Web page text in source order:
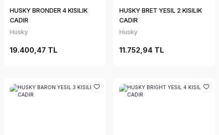
HUSKY BRONDER 4 KISILIK
CADIR
Husky
19.400,47 TL
HUSKY BRET YESIL 2 KISILIK
CADIR
Husky
11.752,94 TL